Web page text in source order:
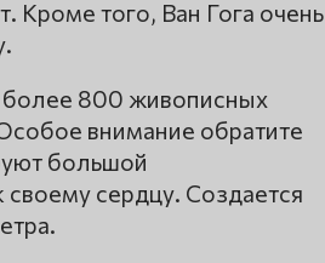
Кроме того, Ван Гога очень
более 800 живописных
внимание обратите
большой
сердцу. Создается